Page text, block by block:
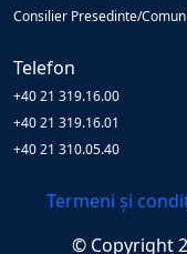
Consilier Presedinte/
Telefon
+40 21 319.16.00
+40 21 319.16.01
+40 21 310.05.40
Termeni și
© Copyright